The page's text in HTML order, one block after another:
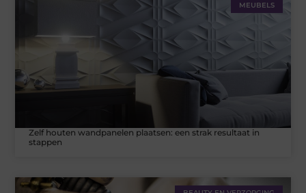
MEUBELS
Zelf houten wandpanelen plaatsen: een strak resultaat in
stappen